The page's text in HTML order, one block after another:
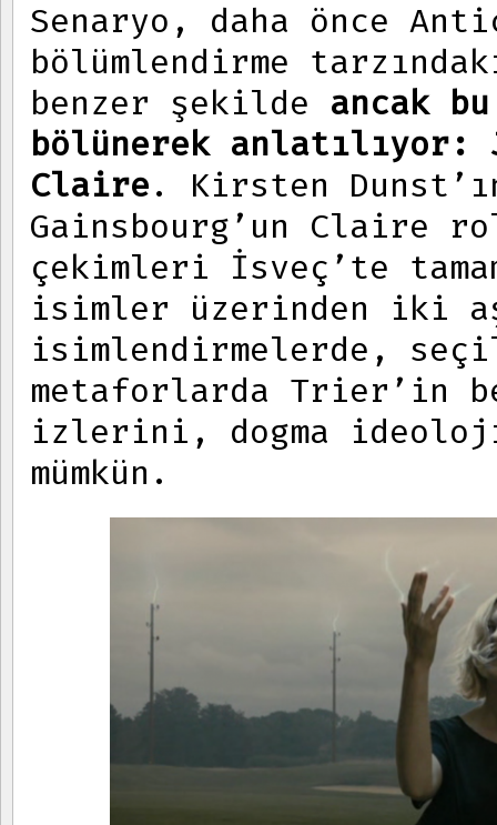
Senaryo, daha önce
bölümlendirme
benzer şekilde ancak
bölünerek anlatılıyor:
Claire. Kirsten
Gainsbourg’un Claire
çekimleri İsveç’te
isimler üzerinden iki
isimlendirmelerde,
metaforlarda Trier’in
izlerini, dogma
mümkün.